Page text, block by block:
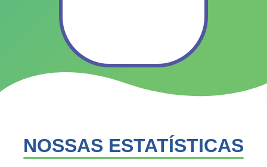
NOSSAS ESTATÍSTICAS​